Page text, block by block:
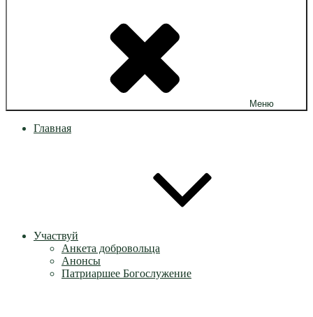
Меню
Главная
Участвуй
Анкета добровольца
Анонсы
Патриаршее Богослужение